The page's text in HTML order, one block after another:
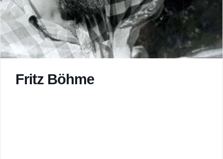
Fritz Böhme